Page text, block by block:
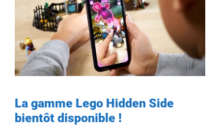
La gamme Lego Hidden Side
bientôt disponible !